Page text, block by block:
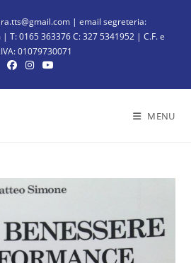
| email segreteria:
T: 0165 363376 C: 327 5341952 | C.F. e
01079730071
MENU